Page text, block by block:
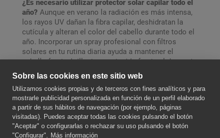
¿Es necesario utilizar protector solar capilar todo el
año? Aunque en verano la radiación es más intensa,
los rayos UV dañan la fibra capilar, deshidratan la
cutícula y alteran el color del cabello durante todo el
año. Incorporar un spray profesional con filtros
solares en tu rutina diaria ayuda a mantener el
cabello fuerte, brillante y protegido frente al desgaste
oxidativo diario, sin importar la estación.
SOBRE NOSOTROS
CONTACTE CON NOSOTROS
Sobre las cookies en este sitio web
Utilizamos cookies propias y de terceros con fines analíticos y para
mostrarle publicidad personalizada en función de un perfil elaborado
a partir de sus hábitos de navegación (por ejemplo, páginas
visitadas). Puedes aceptar todas las cookies pulsando el botón
"Aceptar" o configurarlas o rechazar su uso pulsando el botón
"Configurar". Más información